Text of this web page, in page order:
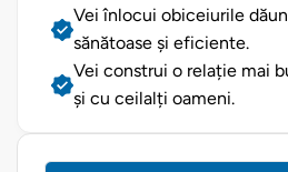
Vei înlocui obiceiurile
sănătoase și eficiente.
Vei construi o relație mai
și cu ceilalți oameni.